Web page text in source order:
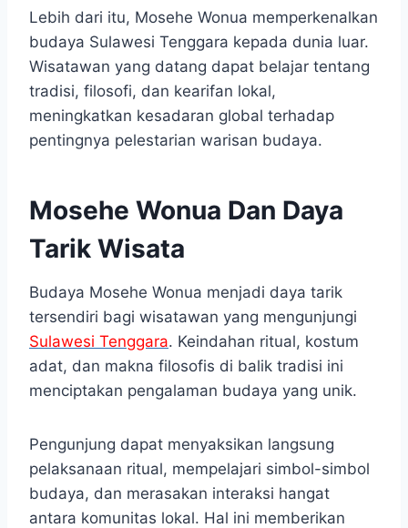
Lebih dari itu, Mosehe Wonua memperkenalkan
budaya Sulawesi Tenggara kepada dunia luar.
Wisatawan yang datang dapat belajar tentang
tradisi, filosofi, dan kearifan lokal,
meningkatkan kesadaran global terhadap
pentingnya pelestarian warisan budaya.
Mosehe Wonua Dan Daya
Tarik Wisata
Budaya Mosehe Wonua menjadi daya tarik
tersendiri bagi wisatawan yang mengunjungi
Sulawesi Tenggara. Keindahan ritual, kostum
adat, dan makna filosofis di balik tradisi ini
menciptakan pengalaman budaya yang unik.
Pengunjung dapat menyaksikan langsung
pelaksanaan ritual, mempelajari simbol-simbol
budaya, dan merasakan interaksi hangat
antara komunitas lokal. Hal ini memberikan